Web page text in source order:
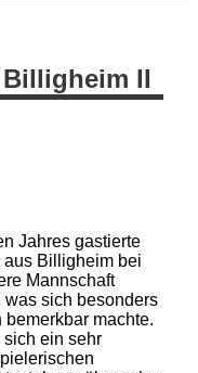
Billigheim II
Jahres gastierte
Billigheim bei
Mannschaft
was sich besonders
machte.
sich ein sehr